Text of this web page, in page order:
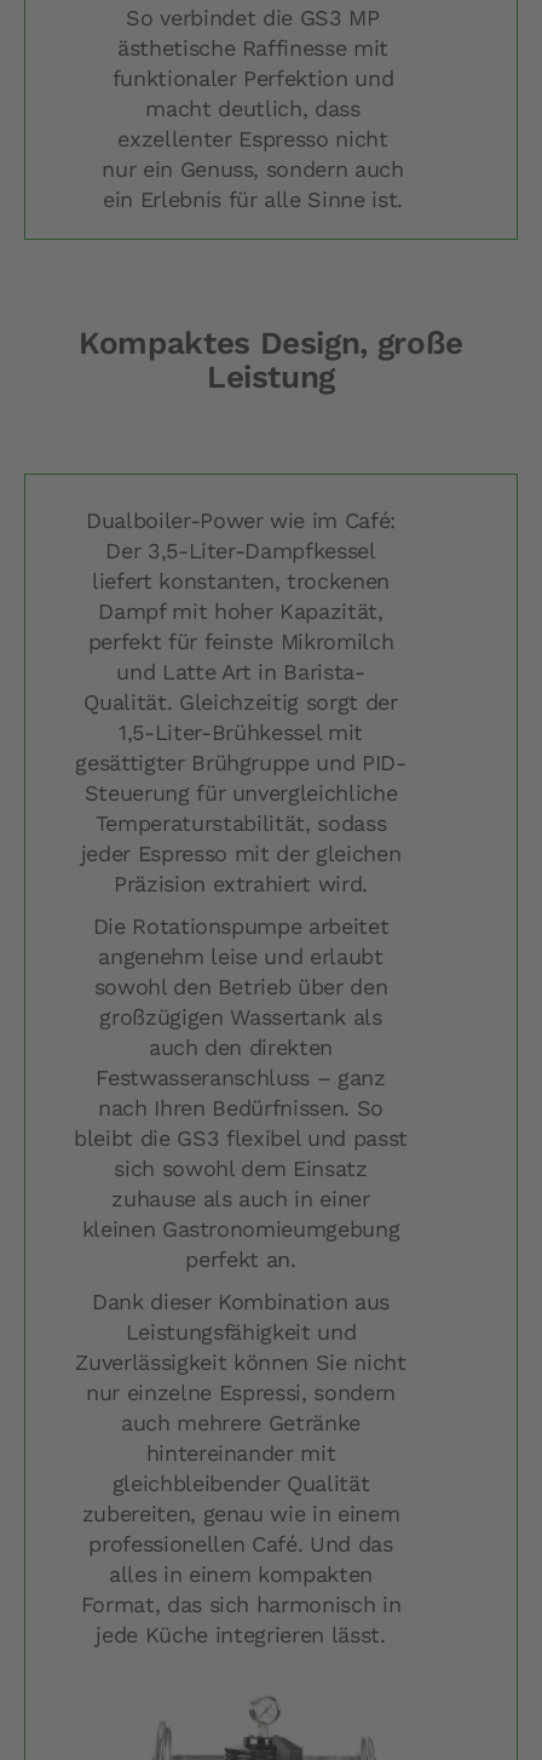
So verbindet die GS3 MP
ästhetische Raffinesse mit
funktionaler Perfektion und
macht deutlich, dass
exzellenter Espresso nicht
nur ein Genuss, sondern auch
ein Erlebnis für alle Sinne ist.
Kompaktes Design, große
Leistung
Dualboiler-Power wie im Café:
Der 3,5-Liter-Dampfkessel
liefert konstanten, trockenen
Dampf mit hoher Kapazität,
perfekt für feinste Mikromilch
und Latte Art in Barista-
Qualität. Gleichzeitig sorgt der
1,5-Liter-Brühkessel mit
gesättigter Brühgruppe und PID-
Steuerung für unvergleichliche
Temperaturstabilität, sodass
jeder Espresso mit der gleichen
Präzision extrahiert wird.
Die Rotationspumpe arbeitet
angenehm leise und erlaubt
sowohl den Betrieb über den
großzügigen Wassertank als
auch den direkten
Festwasseranschluss – ganz
nach Ihren Bedürfnissen. So
bleibt die GS3 flexibel und passt
sich sowohl dem Einsatz
zuhause als auch in einer
kleinen Gastronomieumgebung
perfekt an.
Dank dieser Kombination aus
Leistungsfähigkeit und
Zuverlässigkeit können Sie nicht
nur einzelne Espressi, sondern
auch mehrere Getränke
hintereinander mit
gleichbleibender Qualität
zubereiten, genau wie in einem
professionellen Café. Und das
alles in einem kompakten
Format, das sich harmonisch in
jede Küche integrieren lässt.